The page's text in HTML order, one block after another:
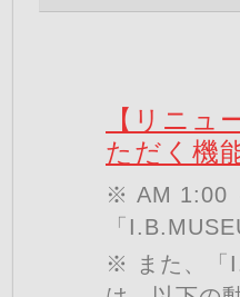
【リニュ
ただく機
※ AM 1:00
「
※ また、「